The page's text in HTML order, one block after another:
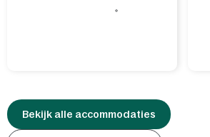
Bekijk alle accommodaties